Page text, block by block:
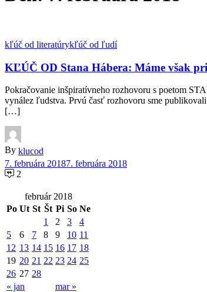
kľúč od literatúrykľúč od ľudí
KĽÚČ OD Stana Hábera: Máme však
Pokračovanie inšpiratívneho rozhovoru s poetom
vynález ľudstva. Prvú časť rozhovoru sme
[…]
By klucod
7. februára 20187. februára 2018
2
február 2018
Po Ut St Št Pi So Ne
« jan mar »
1 2 3
4
5
6 7 8 9 10 11
12 13 14 15 16 17 18
19 20 21 22 23 24 25
26 27 28